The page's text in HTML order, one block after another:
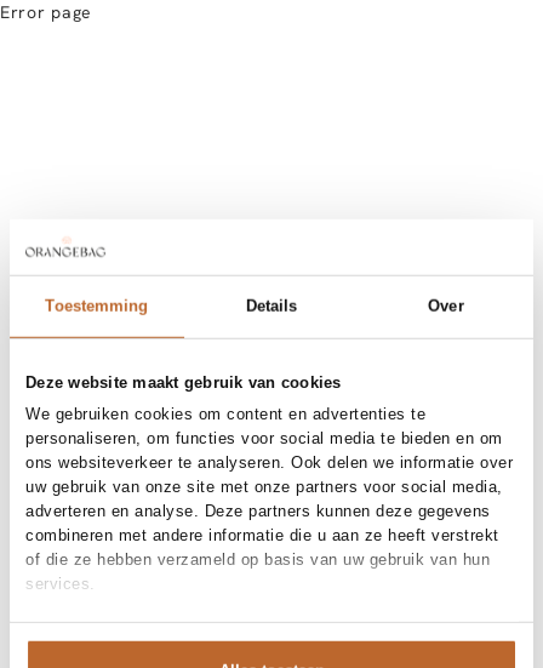
Toestemming Details Over
Deze website maakt gebruik van cookies
We gebruiken cookies om content en advertenties te
personaliseren, om functies voor social media te bieden en om
ons websiteverkeer te analyseren. Ook delen we informatie over
uw gebruik van onze site met onze partners voor social media,
adverteren en analyse. Deze partners kunnen deze gegevens
combineren met andere informatie die u aan ze heeft verstrekt
of die ze hebben verzameld op basis van uw gebruik van hun
services.
Error page